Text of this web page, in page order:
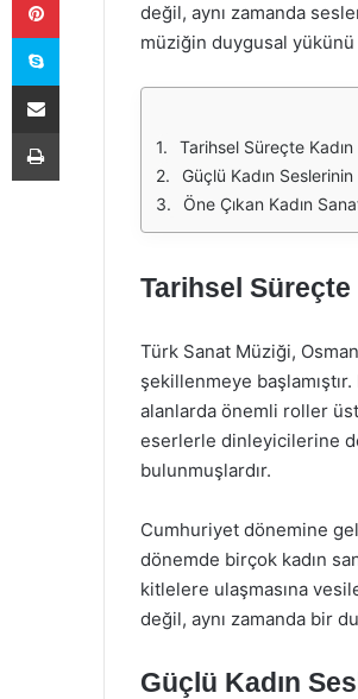
değil, aynı zamanda
müziğin duygusal yükünü
Tarihsel Süreçte Kadın
Güçlü Kadın
Öne Çıkan Kadın
Tarihsel Süreçte
Türk Sanat Müziği,
şekillenmeye
alanlarda önemli roller
eserlerle dinleyicilerine
bulunmuşlardır.
Cumhuriyet dönemine
dönemde birçok kadın
kitlelere ulaşmasına
değil, aynı zamanda bir
Güçlü Kadın
Skype
E-Posta ile paylaş